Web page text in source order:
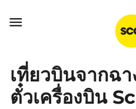

เที่ยวบินจากฉ
ตั๋วเครื่องบิน